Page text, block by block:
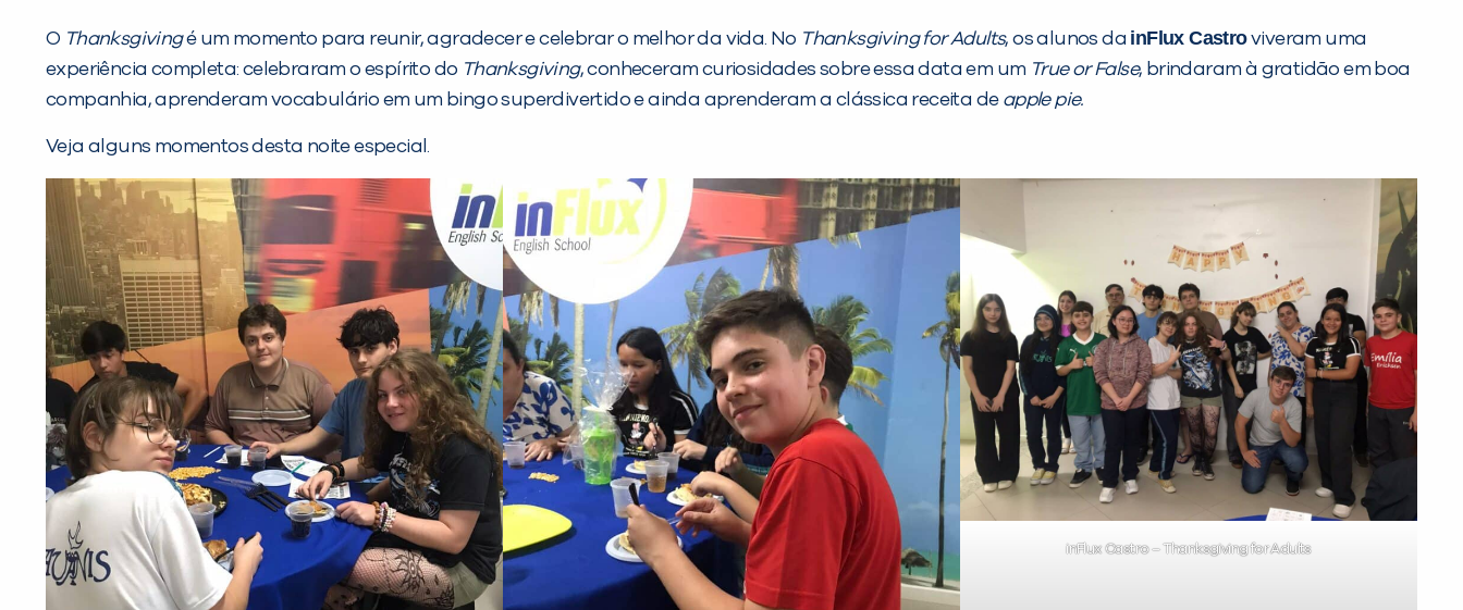
O Thanksgivingé um momento para reunir, agradecer e celebrar o melhor da vida. No Thanksgiving for Adults, os alunos da inFlux Castroviveram uma
experiência completa: celebraram o espírito do Thanksgiving, conheceram curiosidades sobre essa data em um True or False, brindaram à gratidão em boa
companhia, aprenderam vocabulário em um bingo superdivertido e ainda aprenderam a clássica receita de apple pie.
Veja alguns momentos desta noite especial.
inFlux Castro – Thanksgiving for Adults